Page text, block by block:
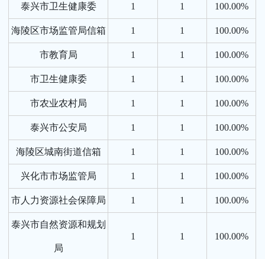
泰兴市卫生健康委 1 1 100.00%
海陵区市场监管局信箱 1 1 100.00%
市教育局 1 1 100.00%
市卫生健康委 1 1 100.00%
市农业农村局 1 1 100.00%
泰兴市公安局 1 1 100.00%
海陵区城南街道信箱 1 1 100.00%
兴化市市场监管局 1 1 100.00%
市人力资源社会保障局 1 1 100.00%
泰兴市自然资源和规划
局
1 1 100.00%